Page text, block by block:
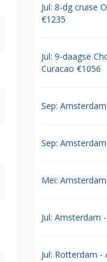
Jul: 8-dg cruise
€1235
Jul: 9-daagse
Curacao €1056
Sep:
Sep:
Mei:
Jul: Amsterdam
Jul: Rotterdam -